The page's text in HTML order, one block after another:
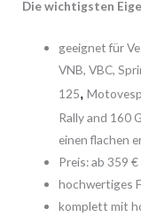
Die wichtigsten
geeignet für
VNB, VBC,
125,
Rally and 160
einen flachen
Preis: ab 359
hochwertiges
komplett mit